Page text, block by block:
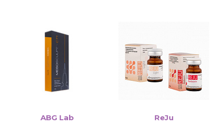
ABG Lab ReJu